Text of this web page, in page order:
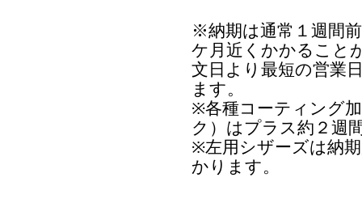
※納期は通常１週間
ケ月近くかかること
文日より最短の営業
ます。
※各種コーティング
ク）はプラス約２週
※左用シザーズは納
かります。